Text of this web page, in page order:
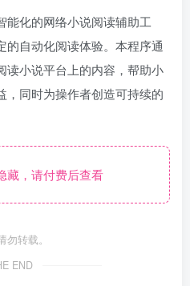
能化的网络小说阅读辅助工
自动化阅读体验。本程序通
读小说平台上的内容，帮助小
，同时为操作者创造可持续的
，请付费后查看
转载。
END